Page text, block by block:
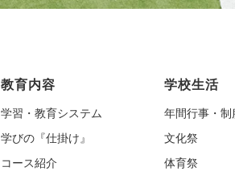
教育内容
学習・教育システム
学びの『仕掛け』
コース紹介
学校生活
年間行事・制
文化祭
体育祭